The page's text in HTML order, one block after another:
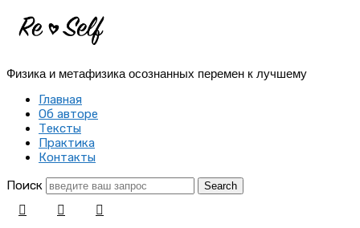
Re-
|
Создай
себя
заново
Физика и метафизика осознанных перемен к лучшему
Главная
Об авторе
Тексты
Практика
Контакты
Поиск